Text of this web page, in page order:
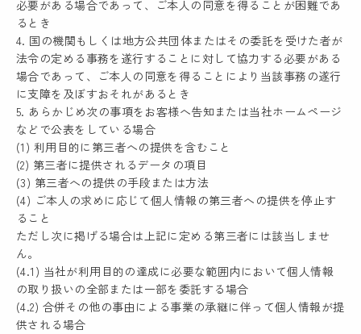
必要がある場合であって、ご本人の同意を得ることが困難であ
るとき
4. 国の機関もしくは地方公共団体またはその委託を受けた者が
法令の定める事務を遂行することに対して協力する必要がある
場合であって、ご本人の同意を得ることにより当該事務の遂行
に支障を及ぼすおそれがあるとき
5. あらかじめ次の事項をお客様へ告知または当社ホームページ
などで公表をしている場合
(1) 利用目的に第三者への提供を含むこと
(2) 第三者に提供されるデータの項目
(3) 第三者への提供の手段または方法
(4) ご本人の求めに応じて個人情報の第三者への提供を停止す
ること
ただし次に掲げる場合は上記に定める第三者には該当しませ
ん。
(4.1) 当社が利用目的の達成に必要な範囲内において個人情報
の取り扱いの全部または一部を委託する場合
(4.2) 合併その他の事由による事業の承継に伴って個人情報が提
供される場合